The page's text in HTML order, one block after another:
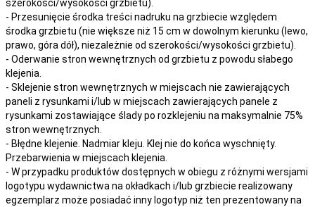
szerokości/wysokości grzbietu).
- Przesunięcie środka treści nadruku na grzbiecie względem
środka grzbietu (nie większe niż 15 cm w dowolnym kierunku (lewo,
prawo, góra dół), niezależnie od szerokości/wysokości grzbietu).
- Oderwanie stron wewnętrznych od grzbietu z powodu słabego
klejenia.
- Sklejenie stron wewnętrznych w miejscach nie zawierających
paneli z rysunkami i/lub w miejscach zawierających panele z
rysunkami zostawiające ślady po rozklejeniu na maksymalnie 75%
stron wewnętrznych.
- Błędne klejenie. Nadmiar kleju. Klej nie do końca wyschnięty.
Przebarwienia w miejscach klejenia.
- W przypadku produktów dostępnych w obiegu z różnymi wersjami
logotypu wydawnictwa na okładkach i/lub grzbiecie realizowany
egzemplarz może posiadać inny logotyp niż ten prezentowany na